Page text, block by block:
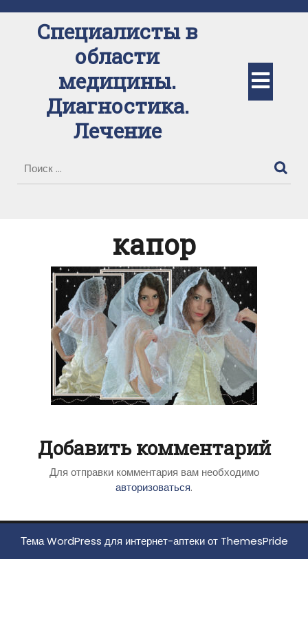
содержимомуСпециалисты в
области
медицины.
Диагностика.
Лечение
капор
Добавить комментарий
Для отправки комментария вам необходимо
авторизоваться.
Тема WordPress для интернет-аптекиот ThemesPride